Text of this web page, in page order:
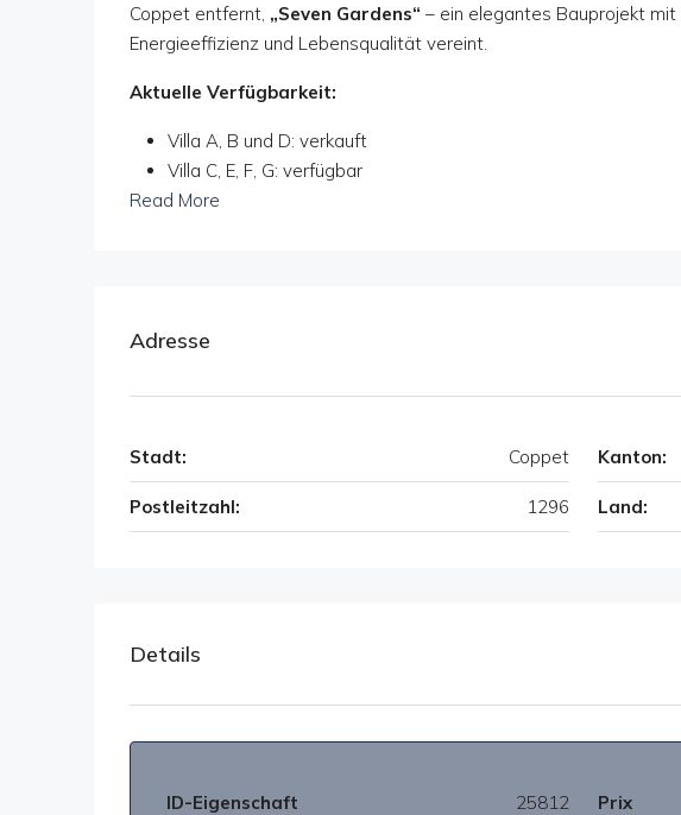
Coppet entfernt, „Seven Gardens“ – ein elegantes Bauprojekt mit
Energieeffizienz und Lebensqualität vereint.
Aktuelle Verfügbarkeit:
Villa A, B und D: verkauft
Villa C, E, F, G: verfügbar
Read More
Adresse
Stadt: Coppet Kanton:
Postleitzahl: 1296 Land:
Details
ID-Eigenschaft 25812 Prix